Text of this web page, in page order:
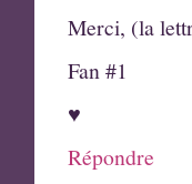
Merci, (la
Fan #1
♥
Répondre